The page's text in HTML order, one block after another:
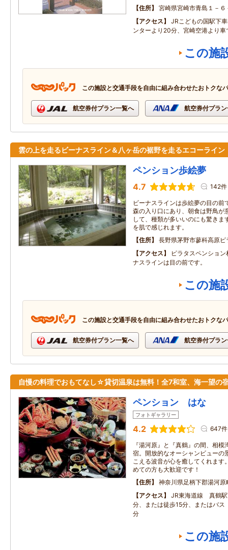
住所
宮崎県宮崎市青島１－６
アクセス
JRこどもの国駅下
ンターより20分、宮崎空港より車
この施
この施設と交通手段を自由に組み合わせたおトクな
航空券付プラン一覧へ 航空券付プラ
雲の上を走るビーナスライン＆八ヶ岳の裾野を走るエコーライ
ペンション歩絵夢
4.7 142件
ビーナスラインは歩絵夢の目の
森の入り口にあり、朝食は野鳥が
して、種類が多いいのにも驚きま
を肌で感じれます。
住所
長野県茅野市蓼科高原ピ
アクセス
ピラタスペンショ
ナスラインは目の前です。
この施
この施設と交通手段を自由に組み合わせたおトクな
航空券付プラン一覧へ 航空券付プラ
自慢の料理でおもてなし☆貸切温泉は無料！全7和室、海一望の
ペンション はな
フォトギャラリー
4.2 647件
『湯河原』と『真鶴』の間、相
宿。開放的なオーシャンビューの
こえる波音が心を癒してくれます
めての方も大歓迎です！
住所
神奈川県足柄下郡湯河
アクセス
JR東海道線 真鶴
分、または徒歩15分、またはバス
分
この施